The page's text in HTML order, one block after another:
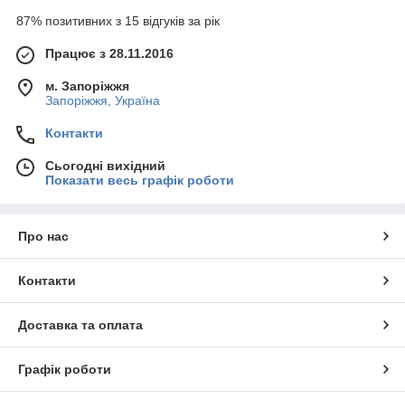
87% позитивних з 15 відгуків за рік
Працює з 28.11.2016
м. Запоріжжя
Запоріжжя, Україна
Контакти
Сьогодні вихідний
Показати весь графік роботи
Про нас
Контакти
Доставка та оплата
Графік роботи